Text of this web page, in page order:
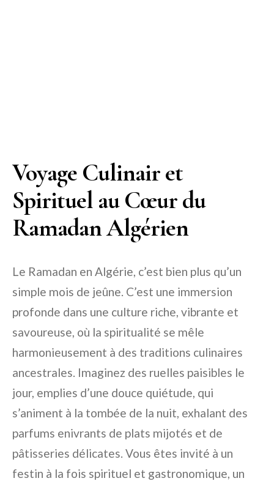
Voyage Culinair et
Spirituel au Cœur du
Ramadan Algérien
Le Ramadan en Algérie, c’est bien plus qu’un
simple mois de jeûne. C’est une immersion
profonde dans une culture riche, vibrante et
savoureuse, où la spiritualité se mêle
harmonieusement à des traditions culinaires
ancestrales. Imaginez des ruelles paisibles le
jour, emplies d’une douce quiétude, qui
s’animent à la tombée de la nuit, exhalant des
parfums enivrants de plats mijotés et de
pâtisseries délicates. Vous êtes invité à un
festin à la fois spirituel et gastronomique, un